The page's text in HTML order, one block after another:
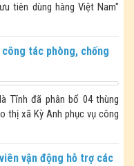
tiên dùng hàng Việt Nam"
tác phòng, chống
Tĩnh đã phân bổ 04 thùng
thị xã Kỳ Anh phục vụ công
vận động hỗ trợ các